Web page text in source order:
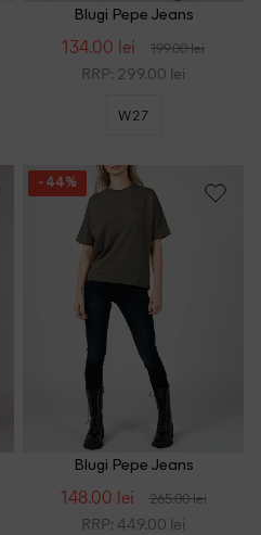
Blugi Pepe Jeans
134.00 lei 199.00 lei
RRP: 299.00 lei
W27
- 44%
Blugi Pepe Jeans
148.00 lei 265.00 lei
RRP: 449.00 lei